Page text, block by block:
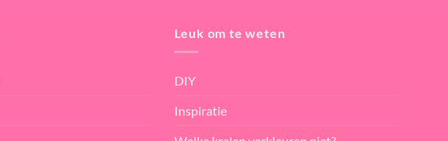
Leuk om te weten
DIY
Inspiratie